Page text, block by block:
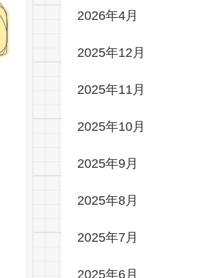
2026年4月
2025年12月
2025年11月
2025年10月
2025年9月
2025年8月
2025年7月
2025年6月